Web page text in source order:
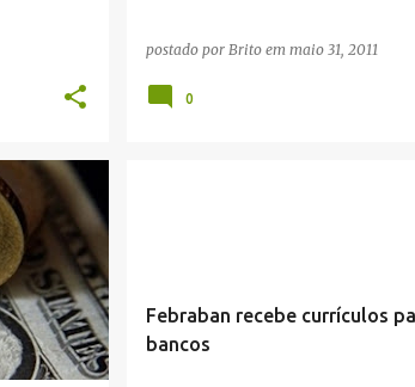
postado por Brito em maio 31, 2011
0
Febraban recebe currículos
bancos